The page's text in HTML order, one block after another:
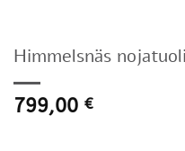
Himmelsnäs
799,00 €